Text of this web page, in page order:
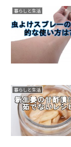
暮らしと生活
暮らしと生活